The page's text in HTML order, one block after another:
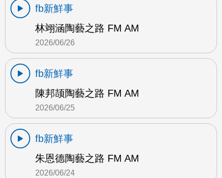
fb新鮮事
林翊涵陶藝之路 FM AM
2026/06/26
fb新鮮事
陳邦颉陶藝之路 FM AM
2026/06/25
fb新鮮事
朱恩德陶藝之路 FM AM
2026/06/24